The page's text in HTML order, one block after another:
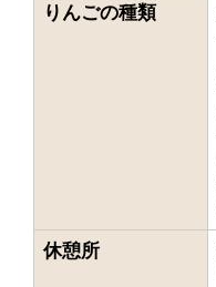
りんごの種類
休憩所